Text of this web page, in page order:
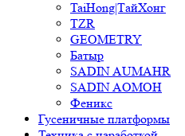
TaiHong|ТайХонг
TZR
GEOMETRY
Батыр
SADIN AUMAHR
SADIN AOMOH
Феникс
Гусеничные платформы